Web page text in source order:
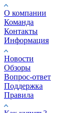
О компании
Команда
Контакты
Информация
Новости
Обзоры
Вопрос-ответ
Поддержка
Правила